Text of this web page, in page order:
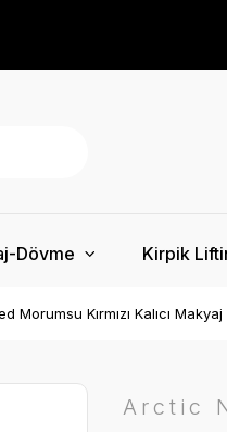
Dövme Kirpik
Morumsu Kırmızı Kalıcı
Arctic